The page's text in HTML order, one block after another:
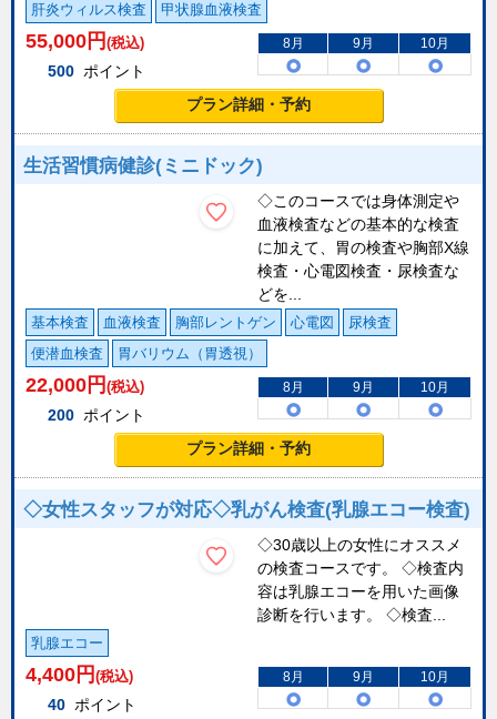
肝炎ウィルス検査
甲状腺血液検査
55,000 円 (税込)
500 ポイント
8月 9月 10月
プラン詳細・予約
生活習慣病健診(ミニドック)
◇このコースでは身体測定や
血液検査などの基本的な検査
に加えて、胃の検査や胸部X線
検査・心電図検査・尿検査な
どを...
基本検査 血液検査 胸部レントゲン 心電図
尿検査
便潜血検査
胃バリウム（胃透視）
22,000 円 (税込)
200 ポイント
8月 9月 10月
プラン詳細・予約
◇女性スタッフが対応◇乳がん検査(乳腺エコー検査)
◇30歳以上の女性にオススメ
の検査コースです。 ◇検査内
容は乳腺エコーを用いた画像
診断を行います。 ◇検査...
乳腺エコー
4,400 円 (税込)
40 ポイント
8月 9月 10月